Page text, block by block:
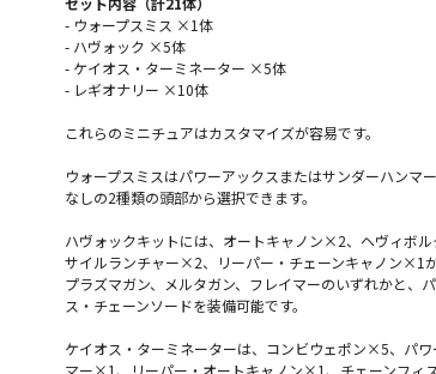
- ウォープスミス ×1体
- ハヴォック ×5体
- ケイオス・ターミネーター ×5体
- レギオナリー ×10体
これらのミニチュアはカスタマイズが容易です。
ウォープスミスはパワーアックスまたはサンダーハンマ
なしの2種類の頭部から選択できます。
ハヴォックキットには、オートキャノン×2、ヘヴィボ
サイルランチャー×2、リーパー・チェーンキャノン×1
プラズマガン、メルタガン、フレイマーのいずれかと、
ス・チェーンソードを装備可能です。
ケイオス・ターミネーターは、コンビウェポン×5、パ